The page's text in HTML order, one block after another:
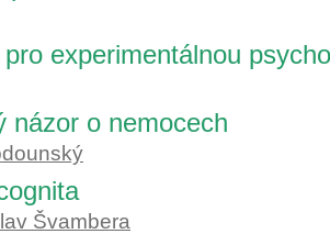
experimentálnou
názor o nemocech
Švambera